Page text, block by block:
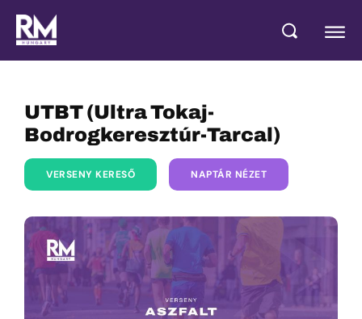
UTBT (Ultra Tokaj-
Bodrogkeresztúr-Tarcal)
VERSENY KERESŐ NAPTÁR NÉZET